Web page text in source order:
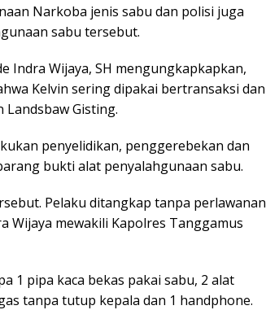
Narkoba jenis sabu dan polisi juga
sabu tersebut.
Indra Wijaya, SH mengungkapkapkan,
Kelvin sering dipakai bertransaksi dan
Gisting.
penyelidikan, penggerebekan dan
bukti alat penyalahgunaan sabu.
Pelaku ditangkap tanpa perlawanan
Wijaya mewakili Kapolres Tanggamus
1 pipa kaca bekas pakai sabu, 2 alat
tanpa tutup kepala dan 1 handphone.